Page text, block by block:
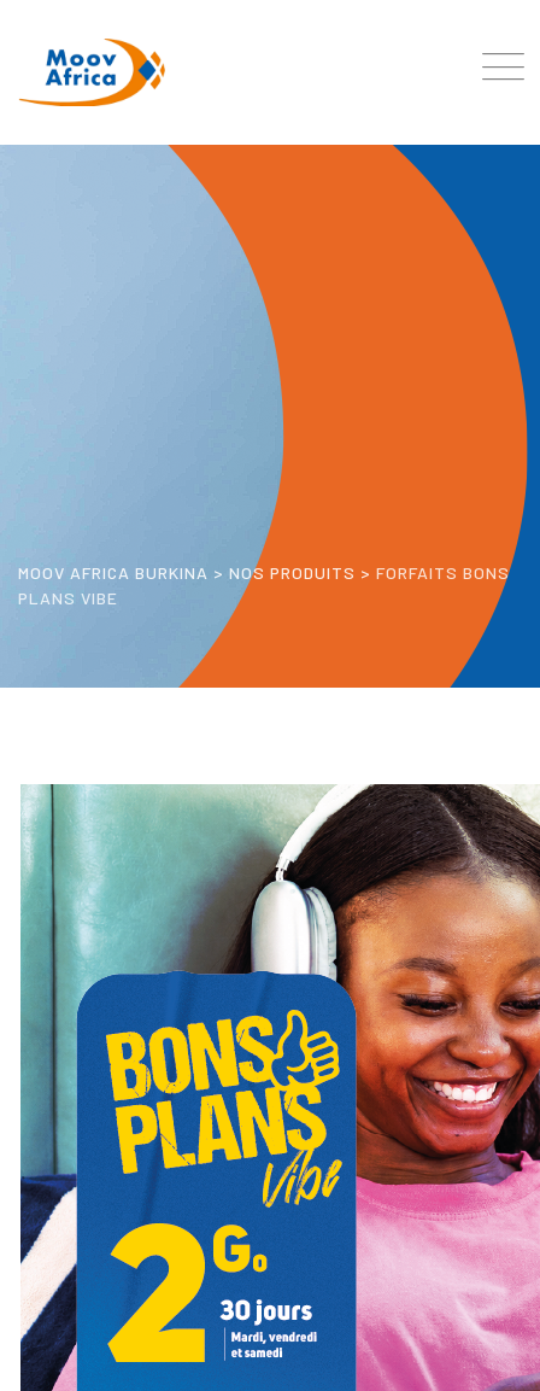
MOOV AFRICA BURKINA > NOS PRODUITS > FORFAITS BONS
PLANS VIBE